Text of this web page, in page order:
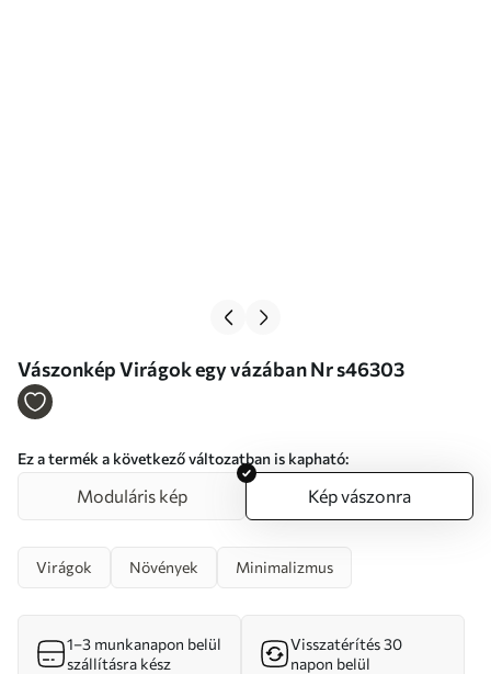
Vászonkép Virágok egy vázában Nr s46303
Ez a termék a következő változatban is kapható:
Moduláris kép Kép vászonra
Virágok Növények Minimalizmus
1–3 munkanapon belül
szállításra kész
Visszatérítés 30
napon belül